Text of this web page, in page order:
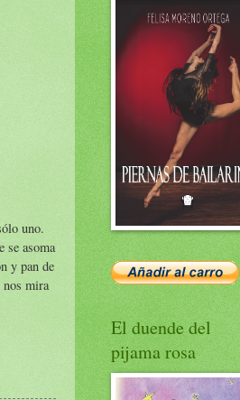
uno.
se asoma
y pan de
mira
El duende del
pijama rosa